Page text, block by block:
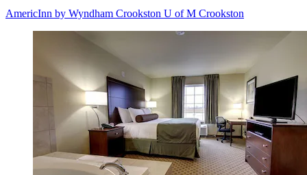
AmericInn by Wyndham Crookston U of M Crookston